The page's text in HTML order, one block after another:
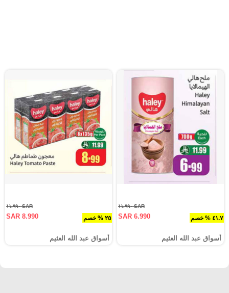
٤١.٧ % خصم
SAR ١١.٩٩٠
SAR 6.990
أسواق عبد الله العثيم
٢٥ % خصم
SAR ١١.٩٩٠
SAR 8.990
أسواق عبد الله العثيم